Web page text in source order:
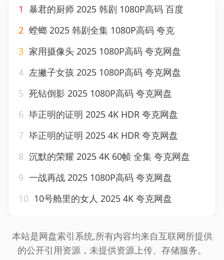
1 暴君的厨师 2025 韩剧 1080P高码 百度
2 螳螂 2025 韩剧全集 1080P高码 夸克
3 家用摄像头 2025 1080P高码 夸克网盘
4 左撇子女孩 2025 1080P高码 夸克网盘
5 死钻倒影 2025 1080P高码 夸克网盘
6 毕正明的证明 2025 4K HDR 夸克网盘
7 毕正明的证明 2025 4K HDR 夸克网盘
8 沉默的荣耀 2025 4K 60帧 全集 夸克网盘
9 一战再战 2025 1080P高码 夸克网盘
10 10号舱里的女人 2025 4K 夸克网盘
本站是网盘索引系统,所有内容均来自互联网所提供
的公开引用资源，未提供资源上传、存储服务。